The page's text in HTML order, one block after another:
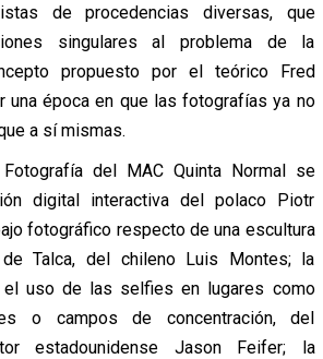
de procedencias diversas, que
singulares al problema de la
propuesto por el teórico Fred
una época en que las fotografías ya no
a sí mismas.
del MAC Quinta Normal se
digital interactiva del polaco Piotr
fotográfico respecto de una escultura
Talca, del chileno Luis Montes; la
el uso de las selfies en lugares como
o campos de concentración, del
estadounidense Jason Feifer; la